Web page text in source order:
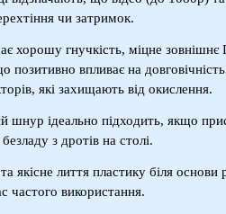
чи затримок.
хорошу гнучкість, міцне
позитивно впливає на
які захищають від окислення.
шнур ідеально підходить, якщо
з дротів на столі.
якісне лиття пластику біля
частого використання.